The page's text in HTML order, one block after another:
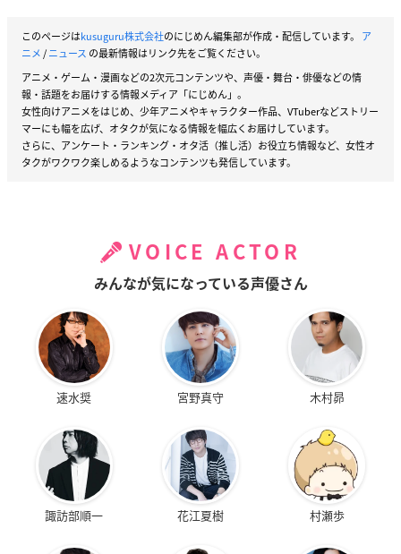
このページはkusuguru株式会社のにじめん編集部が作成・配信しています。 ア
ニメ/ニュース の最新情報はリンク先をご覧ください。
アニメ・ゲーム・漫画などの2次元コンテンツや、声優・舞台・俳優などの情
報・話題をお届けする情報メディア「にじめん」。
女性向けアニメをはじめ、少年アニメやキャラクター作品、VTuberなどストリー
マーにも幅を広げ、オタクが気になる情報を幅広くお届けしています。
さらに、アンケート・ランキング・オタ活（推し活）お役立ち情報など、女性オ
タクがワクワク楽しめるようなコンテンツも発信しています。
VOICE ACTOR
みんなが気になっている声優さん
速水奨 宮野真守 木村昴
諏訪部順一 花江夏樹 村瀬歩